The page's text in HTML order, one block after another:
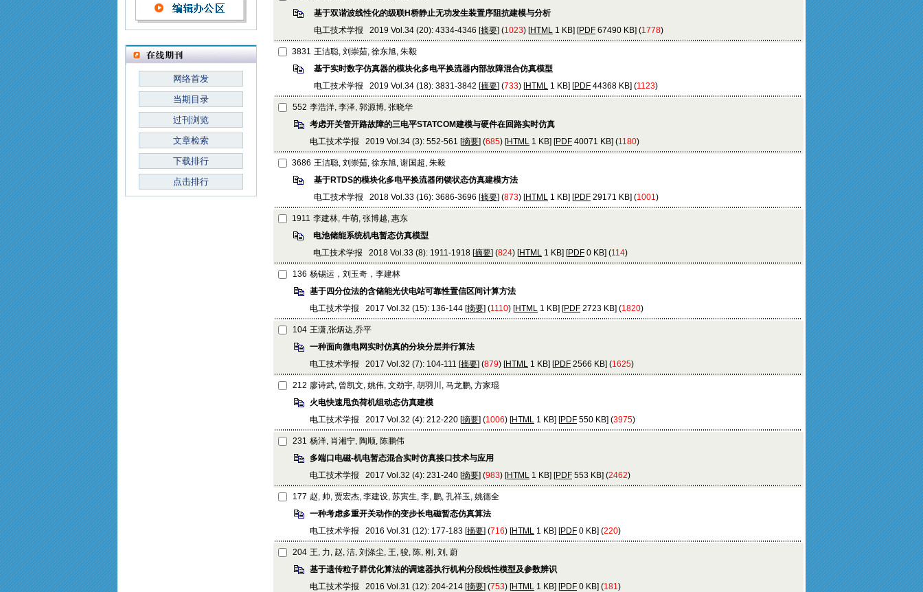
网络首发
当期目录
过刊浏览
文章检索
下载排行
点击排行
基于双谐波线性化的级联H桥静止无功发生装置序阻抗建模与分析
电工技术学报 2019 Vol.34 (20): 4334-4346 [摘要] (1023) [HTML 1 KB] [PDF 67490 KB] (1778)
3831 王洁聪, 刘崇茹, 徐东旭, 朱毅
基于实时数字仿真器的模块化多电平换流器内部故障混合仿真模型
电工技术学报 2019 Vol.34 (18): 3831-3842 [摘要] (733) [HTML 1 KB] [PDF 44368 KB] (1123)
552 李浩洋, 李泽, 郭源博, 张晓华
考虑开关管开路故障的三电平STATCOM建模与硬件在回路实时仿真
电工技术学报 2019 Vol.34 (3): 552-561 [摘要] (685) [HTML 1 KB] [PDF 40071 KB] (1180)
3686 王洁聪, 刘崇茹, 徐东旭, 谢国超, 朱毅
基于RTDS的模块化多电平换流器闭锁状态仿真建模方法
电工技术学报 2018 Vol.33 (16): 3686-3696 [摘要] (873) [HTML 1 KB] [PDF 29171 KB] (1001)
1911 李建林, 牛萌, 张博越, 惠东
电池储能系统机电暂态仿真模型
电工技术学报 2018 Vol.33 (8): 1911-1918 [摘要] (824) [HTML 1 KB] [PDF 0 KB] (114)
136 杨锡运，刘玉奇，李建林
基于四分位法的含储能光伏电站可靠性置信区间计算方法
电工技术学报 2017 Vol.32 (15): 136-144 [摘要] (1110) [HTML 1 KB] [PDF 2723 KB] (1820)
104 王潇,张炳达,乔平
一种面向微电网实时仿真的分块分层并行算法
电工技术学报 2017 Vol.32 (7): 104-111 [摘要] (879) [HTML 1 KB] [PDF 2566 KB] (1625)
212 廖诗武, 曾凯文, 姚伟, 文劲宇, 胡羽川, 马龙鹏, 方家琨
火电快速甩负荷机组动态仿真建模
电工技术学报 2017 Vol.32 (4): 212-220 [摘要] (1006) [HTML 1 KB] [PDF 550 KB] (3975)
231 杨洋, 肖湘宁, 陶顺, 陈鹏伟
多端口电磁-机电暂态混合实时仿真接口技术与应用
电工技术学报 2017 Vol.32 (4): 231-240 [摘要] (983) [HTML 1 KB] [PDF 553 KB] (2462)
177 赵, 帅, 贾宏杰, 李建设, 苏寅生, 李, 鹏, 孔祥玉, 姚德全
一种考虑多重开关动作的变步长电磁暂态仿真算法
电工技术学报 2016 Vol.31 (12): 177-183 [摘要] (716) [HTML 1 KB] [PDF 0 KB] (220)
204 王, 力, 赵, 洁, 刘涤尘, 王, 骏, 陈, 刚, 刘, 蔚
基于遗传粒子群优化算法的调速器执行机构分段线性模型及参数辨识
电工技术学报 2016 Vol.31 (12): 204-214 [摘要] (753) [HTML 1 KB] [PDF 0 KB] (181)